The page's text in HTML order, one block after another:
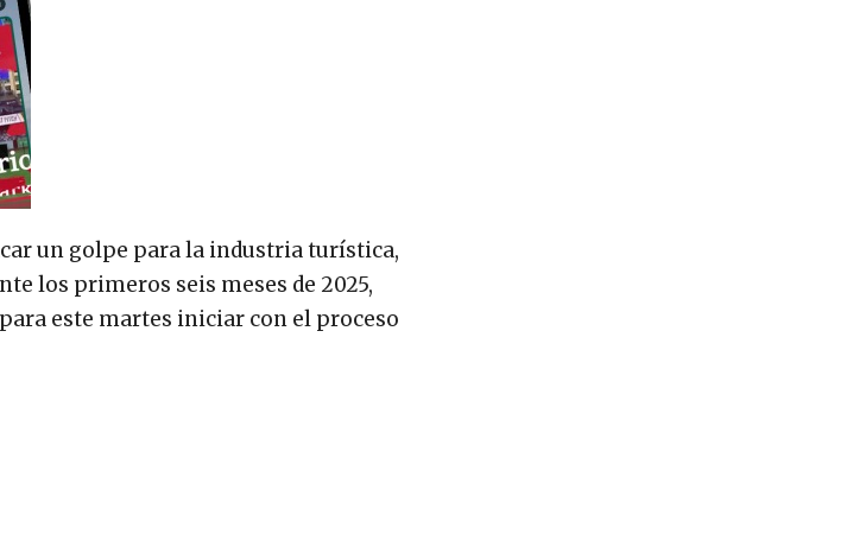
un golpe para la industria turística,
los primeros seis meses de 2025,
este martes iniciar con el proceso